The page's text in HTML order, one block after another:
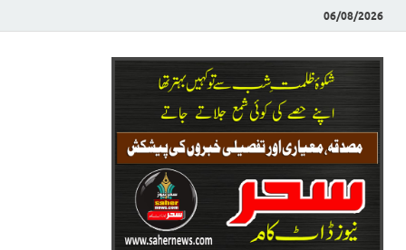
06/08/2026